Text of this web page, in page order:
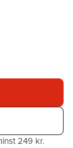
249 kr.